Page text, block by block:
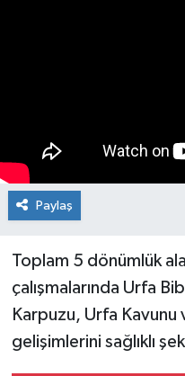
Paylaş
Toplam 5 dönümlük
çalışmalarında Urfa
Karpuzu, Urfa Kavunu
gelişimlerini sağlıklı